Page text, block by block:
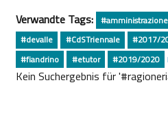
Verwandte Tags:
#devalle
#CdSTriennale #2017/
#fiandrino
#etutor #2019/2020
Kein Suchergebnis für